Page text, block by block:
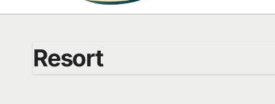
Resort